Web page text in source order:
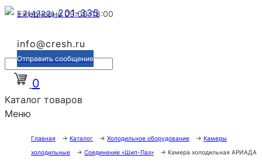
+7(4722)201-335
Ежедневно 09:00-18:00
info@cresh.ru
Отправить сообщение
0
Каталог товаров
Меню
Главная → Каталог → Холодильное оборудование → Камеры
холодильные
→ Соединение «Шип-Паз» → Камера холодильная АРИАДА